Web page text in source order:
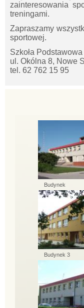
zainteresowania
treningami.
Zapraszamy
sportowej.
Szkoła
ul. Okólna 8, Nowe
tel. 62 762 15 95
Budynek
Budynek 3